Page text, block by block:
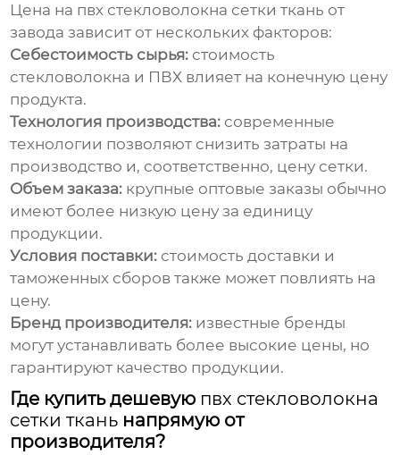
Цена на пвх стекловолокна сетки ткань от
завода зависит от нескольких факторов:
Себестоимость сырья: стоимость
стекловолокна и ПВХ влияет на конечную цену
продукта.
Технология производства: современные
технологии позволяют снизить затраты на
производство и, соответственно, цену сетки.
Объем заказа: крупные оптовые заказы обычно
имеют более низкую цену за единицу
продукции.
Условия поставки: стоимость доставки и
таможенных сборов также может повлиять на
цену.
Бренд производителя: известные бренды
могут устанавливать более высокие цены, но
гарантируют качество продукции.
Где купить дешевую пвх стекловолокна
сетки ткань напрямую от
производителя?